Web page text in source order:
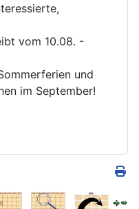
vom 10.08. -
und
im September!